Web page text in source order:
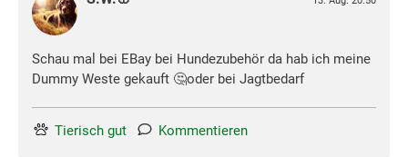
Schau mal bei EBay bei Hundezubehör da hab ich meine
Dummy Weste gekauft 🤔oder bei Jagtbedarf
Tierisch gut Kommentieren